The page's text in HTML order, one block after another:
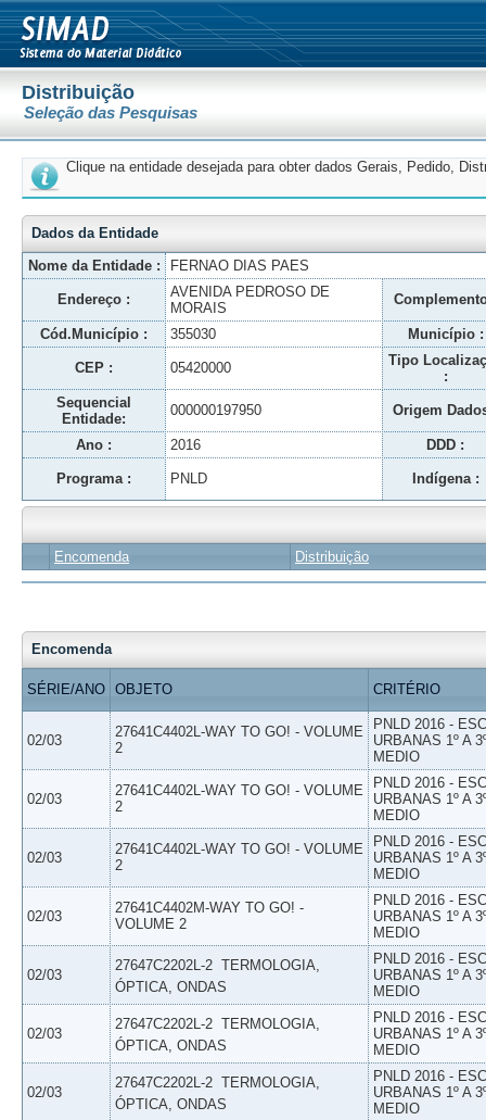
Distribuição
Seleção das Pesquisas
Clique na entidade desejada para obter dados Gerais, Pedido,
Dados da Entidade
Nome da Entidade :
FERNAO DIAS PAES
Endereço :
AVENIDA PEDROSO DE
MORAIS
Cód.Município : 355030 Município :
CEP : 05420000
Tipo
:
Sequencial
Entidade:
000000197950 Origem
Ano : 2016 DDD :
Programa : PNLD Indígena :
Encomenda Distribuição
Encomenda
SÉRIE/ANO OBJETO CRITÉRIO
02/03
27641C4402L-WAY TO GO! - VOLUME
2
PNLD 2016 -
URBANAS 1º A
MEDIO
02/03
27641C4402L-WAY TO GO! - VOLUME
2
PNLD 2016 -
URBANAS 1º A
MEDIO
02/03
27641C4402L-WAY TO GO! - VOLUME
2
PNLD 2016 -
URBANAS 1º A
MEDIO
02/03
27641C4402M-WAY TO GO! -
VOLUME 2
PNLD 2016 -
URBANAS 1º A
MEDIO
02/03
27647C2202L-2  TERMOLOGIA,
ÓPTICA, ONDAS
PNLD 2016 -
URBANAS 1º A
MEDIO
02/03
27647C2202L-2  TERMOLOGIA,
ÓPTICA, ONDAS
PNLD 2016 -
URBANAS 1º A
MEDIO
02/03
27647C2202L-2  TERMOLOGIA,
ÓPTICA, ONDAS
PNLD 2016 -
URBANAS 1º A
MEDIO